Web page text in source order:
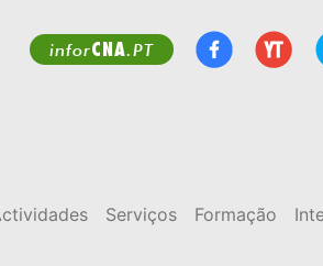
inforCNA.PT
Serviços Formação